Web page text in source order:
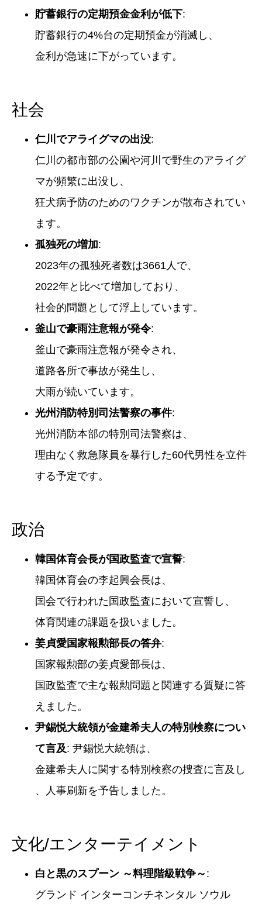
貯蓄銀行の定期預金金利が低下:
貯蓄銀行の4%台の定期預金が消滅し、
金利が急速に下がっています。
社会
仁川でアライグマの出没:
仁川の都市部の公園や河川で野生のアライグ
マが頻繁に出没し、
狂犬病予防のためのワクチンが散布されてい
ます。
孤独死の増加:
2023年の孤独死者数は3661人で、
2022年と比べて増加しており、
社会的問題として浮上しています。
釜山で豪雨注意報が発令:
釜山で豪雨注意報が発令され、
道路各所で事故が発生し、
大雨が続いています。
光州消防特別司法警察の事件:
光州消防本部の特別司法警察は、
理由なく救急隊員を暴行した60代男性を立件
する予定です。
政治
韓国体育会長が国政監査で宣誓:
韓国体育会の李起興会長は、
国会で行われた国政監査において宣誓し、
体育関連の課題を扱いました。
姜貞愛国家報勲部長の答弁:
国家報勲部の姜貞愛部長は、
国政監査で主な報勲問題と関連する質疑に答
えました。
尹錫悦大統領が金建希夫人の特別検察につい
て言及: 尹錫悦大統領は、
金建希夫人に関する特別検察の捜査に言及し
、人事刷新を予告しました。
文化/エンターテイメント
白と黒のスプーン ～料理階級戦争～ :
グランド インターコンチネンタル ソウル